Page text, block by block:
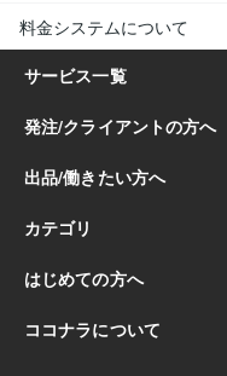
料金システムについて